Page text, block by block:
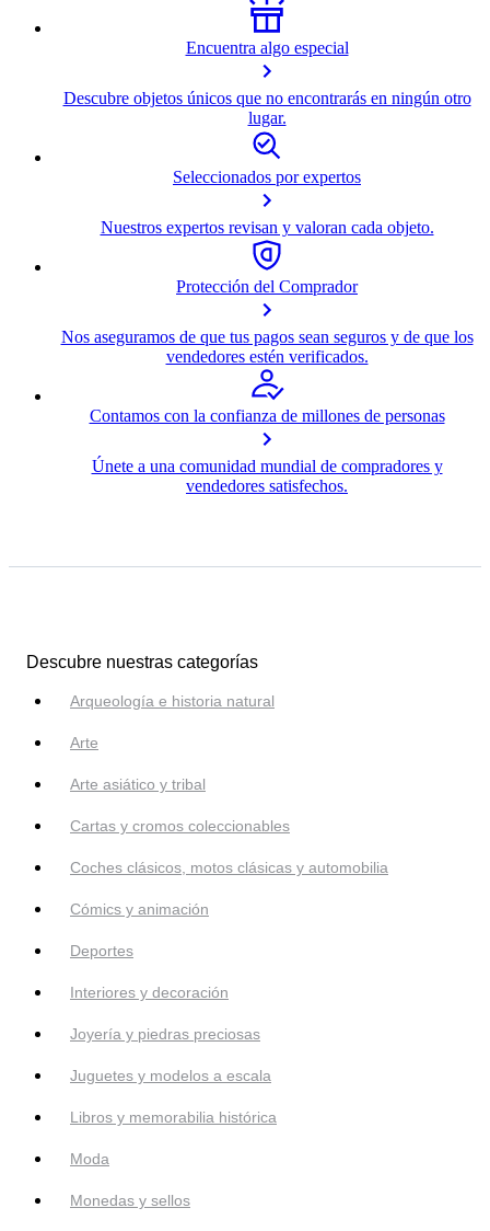
Encuentra algo especial
Descubre objetos únicos que no encontrarás en ningún otro
lugar.
Seleccionados por expertos
Nuestros expertos revisan y valoran cada objeto.
Protección del Comprador
Nos aseguramos de que tus pagos sean seguros y de que los
vendedores estén verificados.
Contamos con la confianza de millones de personas
Únete a una comunidad mundial de compradores y
vendedores satisfechos.
Descubre nuestras categorías
Arqueología e historia natural
Arte
Arte asiático y tribal
Cartas y cromos coleccionables
Coches clásicos, motos clásicas y automobilia
Cómics y animación
Deportes
Interiores y decoración
Joyería y piedras preciosas
Juguetes y modelos a escala
Libros y memorabilia histórica
Moda
Monedas y sellos